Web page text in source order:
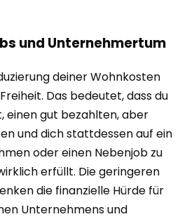
und Unternehmertum
deiner Wohnkosten
Das bedeutet, dass du
einen gut bezahlten, aber
und dich stattdessen auf ein
oder einen Nebenjob zu
erfüllt. Die geringeren
die finanzielle Hürde für
Unternehmens und